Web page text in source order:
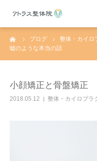
ブログ 整体・カイロ
嘘のような本当の話
小顔矯正と骨盤矯正
2018.05.12 整体・カイロプラ
当院紹介
施術料金